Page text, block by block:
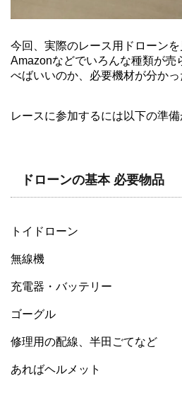
今回、実際のレース用ドローンを
Amazonなどでいろんな種類が売
べばいいのか、必要機材が分かっ
レースに参加するには以下の準備
ドローンの基本 必要物品
トイドローン
無線機
充電器・バッテリー
ゴーグル
修理用の配線、半田ごてなど
あればヘルメット